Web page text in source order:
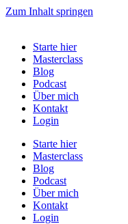
Zum Inhalt springen
Starte hier
Masterclass
Blog
Podcast
Über mich
Kontakt
Login
Starte hier
Masterclass
Blog
Podcast
Über mich
Kontakt
Login